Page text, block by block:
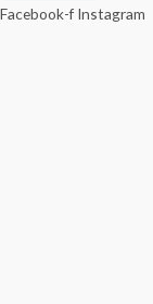
Facebook-f Instagram